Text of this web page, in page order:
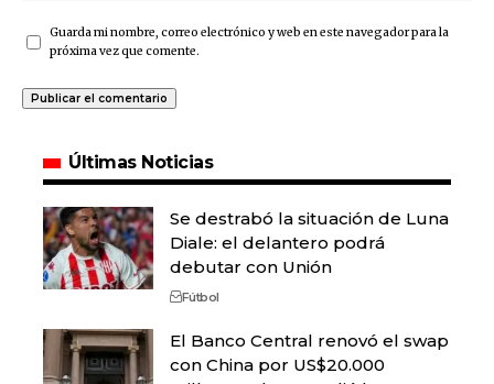
Guarda mi nombre, correo electrónico y web en este navegador para la
próxima vez que comente.
Últimas Noticias
Se destrabó la situación de Luna
Diale: el delantero podrá
debutar con Unión
Fútbol
El Banco Central renovó el swap
con China por US$20.000